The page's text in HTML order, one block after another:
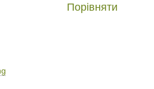
Порівняти